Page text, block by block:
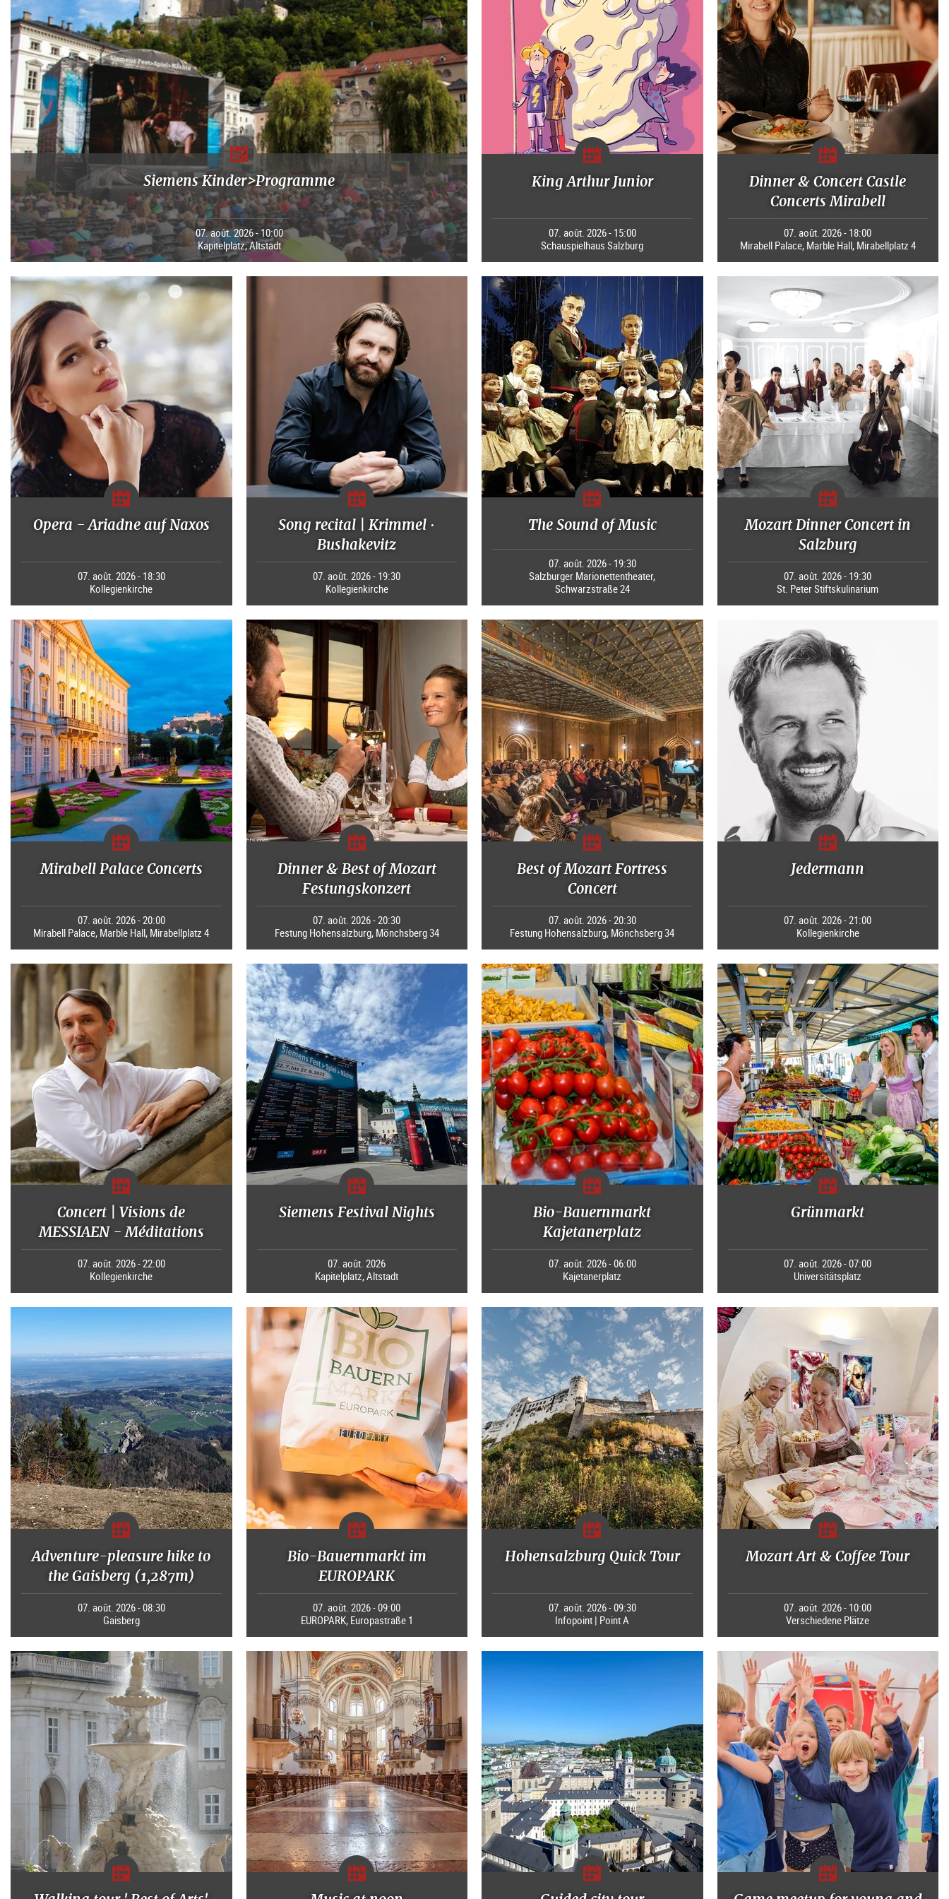
Siemens Kinder>Programme
07. août. 2026 - 10:00
Kapitelplatz, Altstadt
King Arthur Junior
07. août. 2026 - 15:00
Schauspielhaus Salzburg
Dinner & Concert Castle
Concerts Mirabell
07. août. 2026 - 18:00
Mirabell Palace, Marble Hall, Mirabellplatz 4
Opera - Ariadne auf Naxos
07. août. 2026 - 18:30
Kollegienkirche
Song recital | Krimmel ·
Bushakevitz
07. août. 2026 - 19:30
Kollegienkirche
The Sound of Music
07. août. 2026 - 19:30
Salzburger Marionettentheater,
Schwarzstraße 24
Mozart Dinner Concert in
Salzburg
07. août. 2026 - 19:30
St. Peter Stiftskulinarium
Mirabell Palace Concerts
07. août. 2026 - 20:00
Mirabell Palace, Marble Hall, Mirabellplatz 4
Dinner & Best of Mozart
Festungskonzert
07. août. 2026 - 20:30
Festung Hohensalzburg, Mönchsberg 34
Best of Mozart Fortress
Concert
07. août. 2026 - 20:30
Festung Hohensalzburg, Mönchsberg 34
Jedermann
07. août. 2026 - 21:00
Kollegienkirche
Concert | Visions de
MESSIAEN - Méditations
07. août. 2026 - 22:00
Kollegienkirche
Siemens Festival Nights
07. août. 2026
Kapitelplatz, Altstadt
Bio-Bauernmarkt
Kajetanerplatz
07. août. 2026 - 06:00
Kajetanerplatz
Grünmarkt
07. août. 2026 - 07:00
Universitätsplatz
Adventure-pleasure hike to
the Gaisberg (1,287m)
07. août. 2026 - 08:30
Gaisberg
Bio-Bauernmarkt im
EUROPARK
07. août. 2026 - 09:00
EUROPARK, Europastraße 1
Hohensalzburg Quick Tour
07. août. 2026 - 09:30
Infopoint | Point A
Mozart Art & Coffee Tour
07. août. 2026 - 10:00
Verschiedene Plätze